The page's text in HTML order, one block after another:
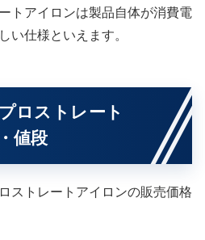
トアイロンは製品自体が消費電
い仕様といえます。
ロストレート
値段
ストレートアイロンの販売価格